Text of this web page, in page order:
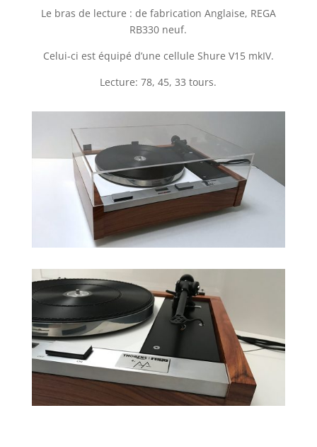
Le bras de lecture : de fabrication Anglaise, REGA
RB330 neuf.
Celui-ci est équipé d’une cellule Shure V15 mkIV.
Lecture: 78, 45, 33 tours.